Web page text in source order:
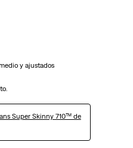
y ajustados
Super Skinny 710™ de